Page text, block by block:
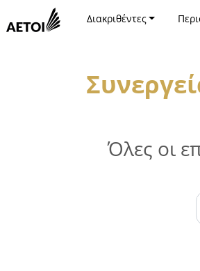
Διακριθέντες
Όλες οι